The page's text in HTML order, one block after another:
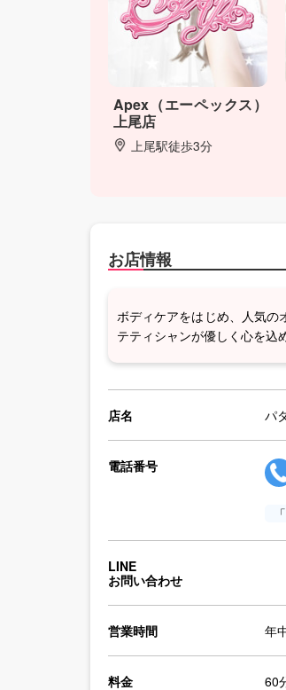
Apex（エーペックス）
上尾店
上尾駅徒歩3分
お店情報
ボディケアをはじめ、人気の
テティシャンが優しく心を込
店名 パ
電話番号
LINE
お問い合わせ
営業時間 年
料金 60